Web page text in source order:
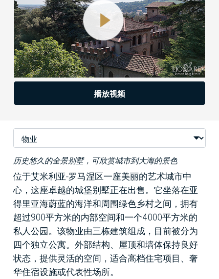
播放视频
历史悠久的全景别墅，可欣赏城市到大海的景色
位于艾米利亚-罗马涅区一座美丽的艺术城市中
心，这座卓越的城堡别墅正在出售。它坐落在亚
得里亚海蔚蓝的海洋和周围绿色乡村之间，拥有
超过900平方米的内部空间和一个4000平方米的
私人公园。该物业由三栋建筑组成，目前被分为
四个独立公寓。外部结构、屋顶和墙体保持良好
状态，提供灵活的空间，适合高档住宅项目、奢
华住宿设施或代表性场所。